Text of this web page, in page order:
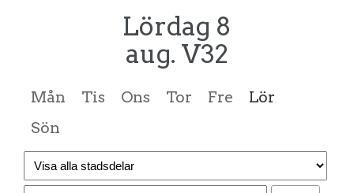
Lördag 8
aug. V32
Mån Tis Ons Tor Fre
Lör
Sön